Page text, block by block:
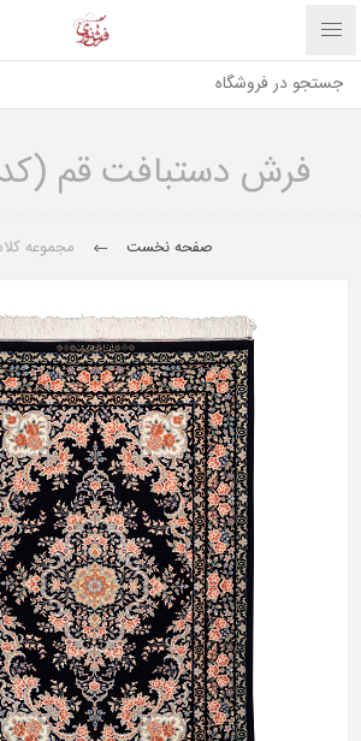
فرش دستبافت قم (کد 5/141)
صفحه نخست مجموعه